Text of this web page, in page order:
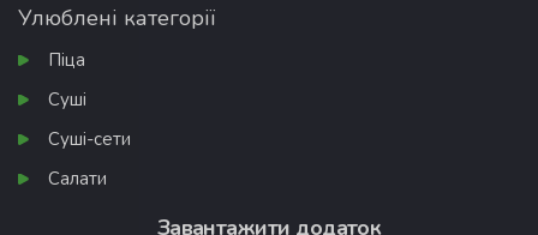
Улюблені категорії
Піца
Суші
Суші-сети
Салати
Завантажити додаток